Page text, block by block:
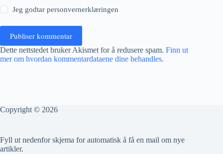
Jeg godtarpersonvernerklæringen
Publiser kommentar
Dette nettstedet bruker Akismet for å redusere spam. Finn ut
mer om hvordan kommentardataene dine behandles.
Copyright © 2026
Fyll ut nedenfor skjema for automatisk å få en mail om nye
artikler.